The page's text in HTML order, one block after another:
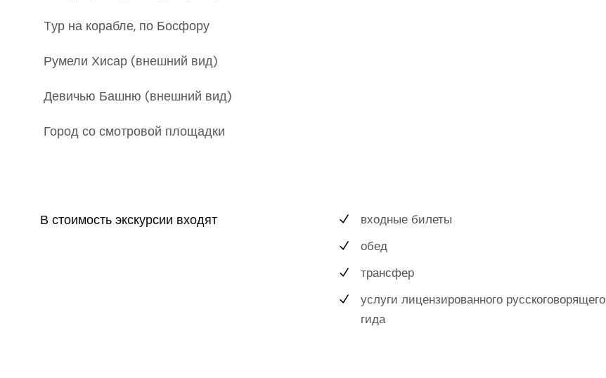
Tур на корабле, по Босфору
Румели Хисар (внешний вид)
Девичью Башню (внешний вид)
Город со смотровой площадки
В стоимость экскурсии входят
входные билеты
обед
трансфер
услуги лицензированного русскоговорящего
гида